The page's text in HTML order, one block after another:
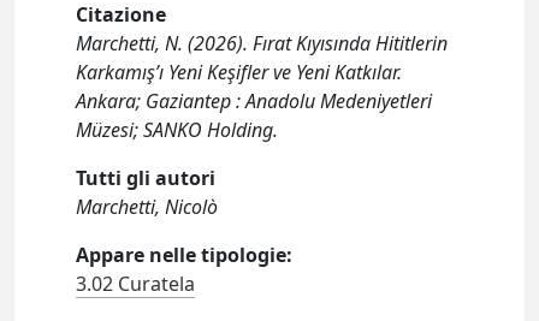
Citazione
Marchetti, N. (2026). Fırat Kıyısında Hititlerin
Karkamış’ı Yeni Keşifler ve Yeni Katkılar.
Ankara; Gaziantep : Anadolu Medeniyetleri
Müzesi; SANKO Holding.
Tutti gli autori
Marchetti, Nicolò
Appare nelle tipologie:
3.02 Curatela